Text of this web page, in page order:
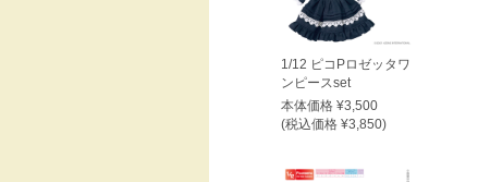
1/12 ピコPロゼッタワ
ンピースset
本体価格 ¥3,500
(税込価格 ¥3,850)